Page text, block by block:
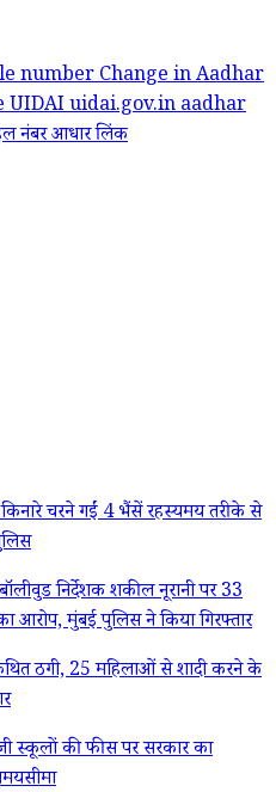
number Change in Aadhar
UIDAIuidai.gov.in aadhar
नंबर आधार लिंक
चरने गईं 4 भैंसें रहस्यमय तरीके से
निर्देशक शकील नूरानी पर 33
आरोप, मुंबई पुलिस ने किया गिरफ्तार
ठगी, 25 महिलाओं से शादी करने के
स्कूलों की फीस पर सरकार का